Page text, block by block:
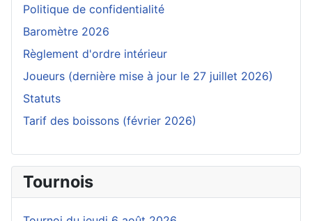
Politique de confidentialité
Baromètre 2026
Règlement d'ordre intérieur
Joueurs (dernière mise à jour le 27 juillet 2026)
Statuts
Tarif des boissons (février 2026)
Tournois